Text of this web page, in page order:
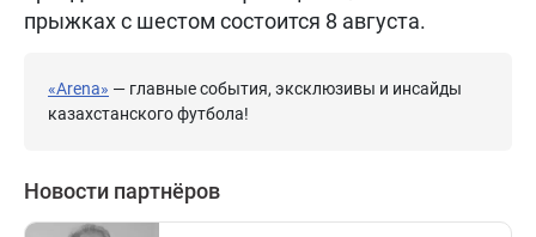
прыжках с шестом состоится 8 августа.
«Arena» — главные события, эксклюзивы и инсайды
казахстанского футбола!